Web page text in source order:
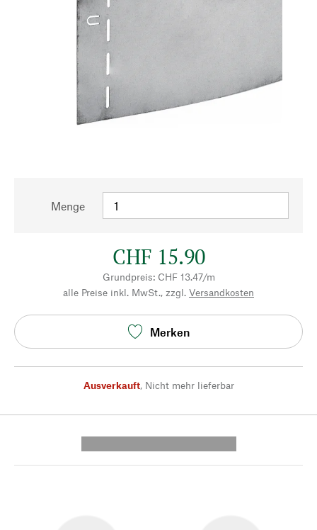
Menge
CHF 15.90
Grundpreis: CHF 13.47/m
alle Preise inkl. MwSt., zzgl. Versandkosten
Merken
Ausverkauft, Nicht mehr lieferbar